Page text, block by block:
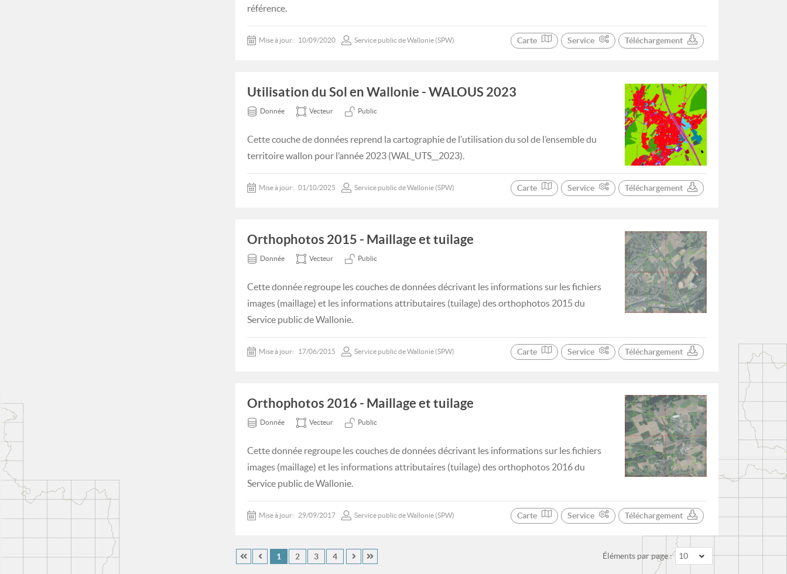
référence.
Mise à jour: 10/09/2020 Service public de Wallonie (SPW) Carte Service Téléchargement
Utilisation du Sol en Wallonie - WALOUS 2023
Donnée Vecteur Public
Cette couche de données reprend la cartographie de l’utilisation du sol de l’ensemble du
territoire wallon pour l’année 2023 (WAL_UTS__2023).
Mise à jour: 01/10/2025 Service public de Wallonie (SPW) Carte Service Téléchargement
Orthophotos 2015 - Maillage et tuilage
Donnée Vecteur Public
Cette donnée regroupe les couches de données décrivant les informations sur les fichiers
images (maillage) et les informations attributaires (tuilage) des orthophotos 2015 du
Service public de Wallonie.
Mise à jour: 17/06/2015 Service public de Wallonie (SPW) Carte Service Téléchargement
Orthophotos 2016 - Maillage et tuilage
Donnée Vecteur Public
Cette donnée regroupe les couches de données décrivant les informations sur les fichiers
images (maillage) et les informations attributaires (tuilage) des orthophotos 2016 du
Service public de Wallonie.
Mise à jour: 29/09/2017 Service public de Wallonie (SPW) Carte Service Téléchargement
Éléments par page : 10
1 2 3 4